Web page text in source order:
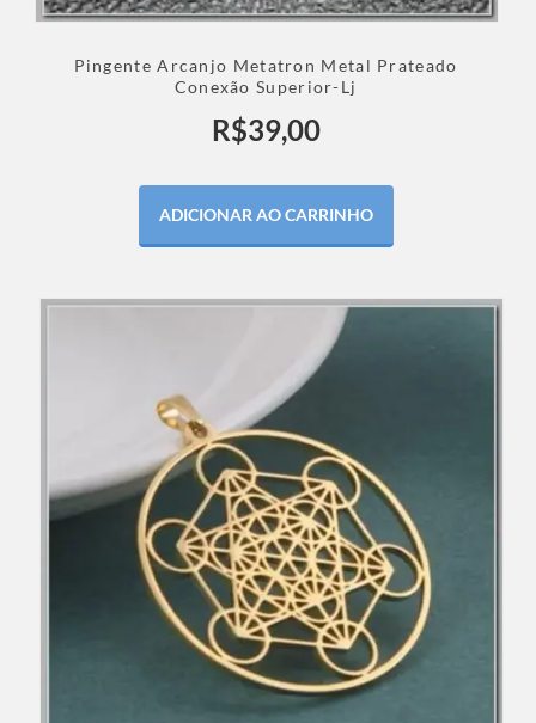
Pingente Arcanjo Metatron Metal Prateado
Conexão Superior-Lj
R$39,00
ADICIONAR AO CARRINHO